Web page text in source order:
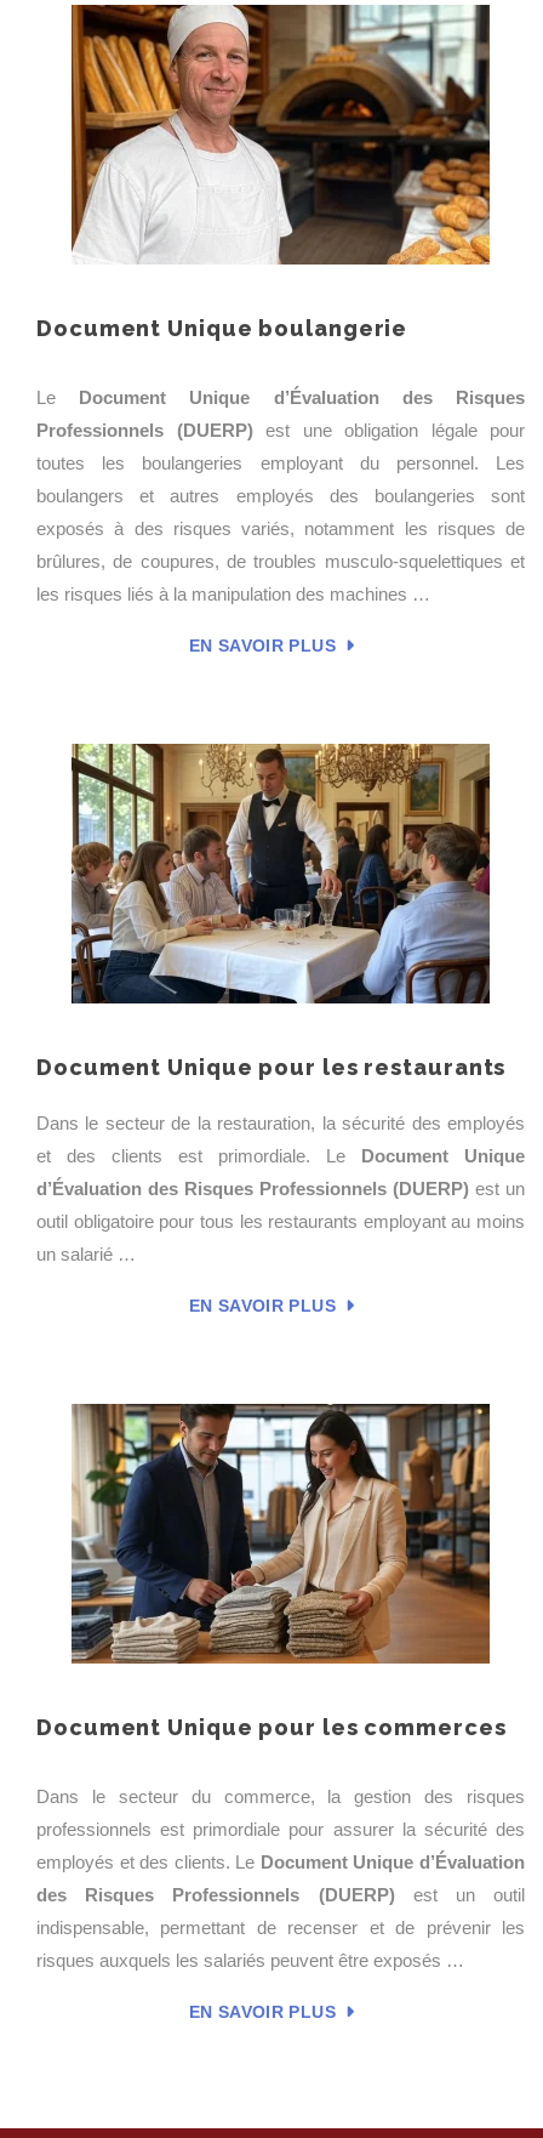
Document Unique boulangerie
Le Document Unique d’Évaluation des Risques
Professionnels (DUERP)est une obligation légale pour
toutes les boulangeries employant du personnel. Les
boulangers et autres employés des boulangeries sont
exposés à des risques variés, notamment les risques de
brûlures, de coupures, de troubles musculo-squelettiques et
les risques liés à la manipulation des machines …
EN SAVOIR PLUS
Document Unique pour les restaurants
Dans le secteur de la restauration, la sécurité des employés
et des clients est primordiale. Le Document Unique
d’Évaluation des Risques Professionnels (DUERP) est un
outil obligatoire pour tous les restaurants employant au moins
un salarié …
EN SAVOIR PLUS
Document Unique pour les commerces
Dans le secteur du commerce, la gestion des risques
professionnels est primordiale pour assurer la sécurité des
employés et des clients. Le Document Unique d’Évaluation
des Risques Professionnels (DUERP)est un outil
indispensable, permettant de recenser et de prévenir les
risques auxquels les salariés peuvent être exposés …
EN SAVOIR PLUS